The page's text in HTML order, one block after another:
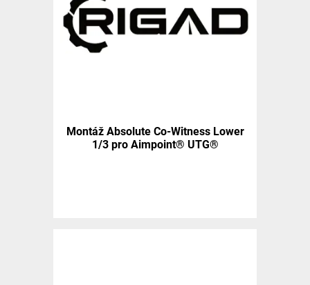
Montáž Absolute Co-Witness Lower
1/3 pro Aimpoint® UTG®